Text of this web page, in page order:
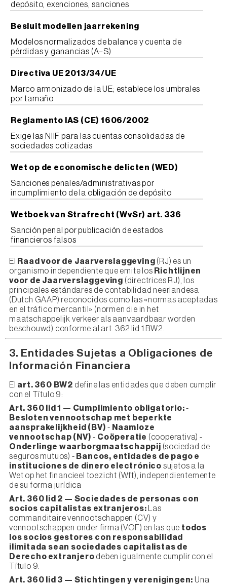
depósito, exenciones, sanciones
Besluit modellen jaarrekening
Modelos normalizados de balance y cuenta de
pérdidas y ganancias (A–S)
Directiva UE 2013/34/UE
Marco armonizado de la UE; establece los umbrales
por tamaño
Reglamento IAS (CE) 1606/2002
Exige las NIIF para las cuentas consolidadas de
sociedades cotizadas
Wet op de economische delicten (WED)
Sanciones penales/administrativas por
incumplimiento de la obligación de depósito
Wetboek van Strafrecht (WvSr) art. 336
Sanción penal por publicación de estados
financieros falsos
El Raad voor de Jaarverslaggeving (RJ) es un
organismo independiente que emite los Richtlijnen
voor de Jaarverslaggeving (directrices RJ), los
principales estándares de contabilidad neerlandesa
(Dutch GAAP) reconocidos como las «normas aceptadas
en el tráfico mercantil» (normen die in het
maatschappelijk verkeer als aanvaardbaar worden
beschouwd) conforme al art. 362 lid 1 BW2.
3. Entidades Sujetas a Obligaciones de
Información Financiera
El art. 360 BW2 define las entidades que deben cumplir
con el Título 9:
Art. 360 lid 1 — Cumplimiento obligatorio:-
Besloten vennootschap met beperkte
aansprakelijkheid (BV) - Naamloze
vennootschap (NV) - Coöperatie (cooperativa) -
Onderlinge waarborgmaatschappij (sociedad de
seguros mutuos) - Bancos, entidades de pago e
instituciones de dinero electrónico sujetos a la
Wet op het financieel toezicht (Wft), independientemente
de su forma jurídica
Art. 360 lid 2 — Sociedades de personas con
socios capitalistas extranjeros: Las
commanditaire vennootschappen (CV) y
vennootschappen onder firma (VOF) en las que todos
los socios gestores con responsabilidad
ilimitada sean sociedades capitalistas de
Derecho extranjero deben igualmente cumplir con el
Título 9.
Art. 360 lid 3 — Stichtingen y verenigingen: Una